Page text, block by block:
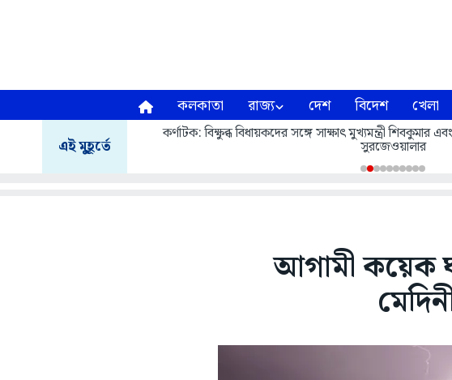
কলকাতা রাজ্য দেশ বিদেশ খেলা
এই মুহূর্তে
কর্ণাটক: বিক্ষুব্ধ বিধায়কদের সঙ্গে সাক্ষাৎ মুখ্যমন্ত্রী
সুরজেওয়ালার
আগামী কয়েক